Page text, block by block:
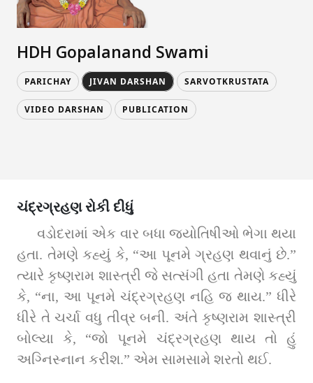
HDH Gopalanand Swami
PARICHAY JIVAN DARSHAN SARVOTKRUSTATA
VIDEO DARSHAN PUBLICATION
ચંદ્રગ્રહણ રોકી દીધું
વડોદરામાં એક વાર બધા જ્યોતિષીઓ ભેગા થયા
હતા. તેમણે કહ્યું કે, “આ પૂનમે ગ્રહણ થવાનું છે.”
ત્યારે કૃષ્ણરામ શાસ્ત્રી જે સત્સંગી હતા તેમણે કહ્યું
કે, “ના, આ પૂનમે ચંદ્રગ્રહણ નહિ જ થાય.” ધીરે
ધીરે તે ચર્ચા વધુ તીવ્ર બની. અંતે કૃષ્ણરામ શાસ્ત્રી
બોલ્યા કે, “જો પૂનમે ચંદ્રગ્રહણ થાય તો હું
અગ્નિસ્નાન કરીશ.” એમ સામસામે શરતો થઈ.